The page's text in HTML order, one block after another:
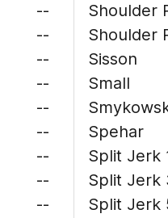
--
--
--
--
--
--
--
--
--
Shoulder
Shoulder
Sisson
Small
Spehar
Split Jerk
Split Jerk
Split Jerk